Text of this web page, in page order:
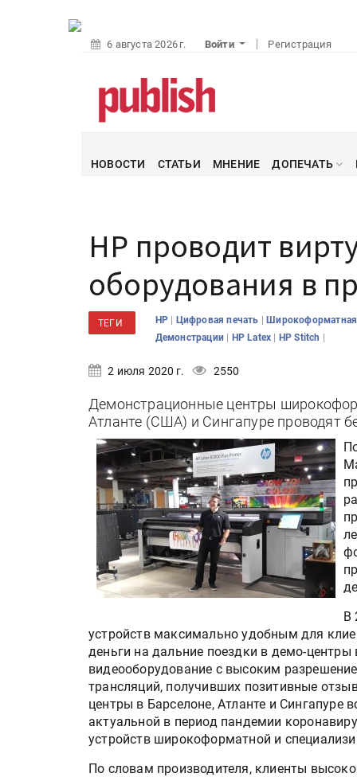
6 августа 2026 г. Войти Регистрация
НОВОСТИ СТАТЬИ МНЕНИЕ ДОПЕЧАТЬ
HP проводит
оборудования в
ТЕГИ HP | Цифровая печать |Широкоформатная
Демонстрации | HP Latex | HP Stitch |
2 июля 2020 г. 2550
Демонстрационные центры
Атланте (США) и Сингапуре проводят
В
устройств максимально удобным для
деньги на дальние поездки в демо-центры
видеооборудование с высоким
трансляций, получивших позитивные
центры в Барселоне, Атланте и
актуальной в период пандемии
устройств широкоформатной и
По словам производителя, клиенты